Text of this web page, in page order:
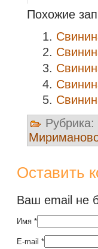
Похожие
Рубрика:
Оставить
Ваш email не
Имя *
E-mail *